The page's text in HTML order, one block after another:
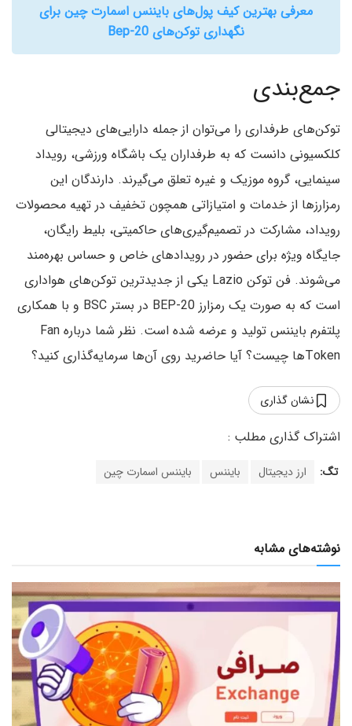
معرفی بهترین کیف پول‌های بایننس اسمارت چین برای
نگهداری توکن‌های Bep-20
جمع‌بندی
توکن‌های طرفداری را می‌توان از جمله دارایی‌های دیجیتالی
کلکسیونی دانست که به طرفداران یک باشگاه ورزشی، رویداد
سینمایی، گروه موزیک و غیره تعلق می‌گیرند. دارندگان این
رمزارزها از خدمات و امتیازاتی همچون تخفیف در تهیه محصولات
رویداد، مشارکت در تصمیم‌گیری‌های حاکمیتی، بلیط رایگان،
جایگاه ویژه برای حضور در رویدادهای خاص و حساس بهره‌مند
می‌شوند. فن توکن Lazio یکی از جدیدترین توکن‌های هواداری
است که به صورت یک رمزارز BEP-20 در بستر BSC و با همکاری
پلتفرم بایننس تولید و عرضه شده است. نظر شما درباره Fan
Tokenها چیست؟ آیا حاضرید روی آن‌ها سرمایه‌گذاری کنید؟
نشان گذاری
تگ: ارز دیجیتال بایننس بایننس اسمارت چین
نوشته‌های مشابه